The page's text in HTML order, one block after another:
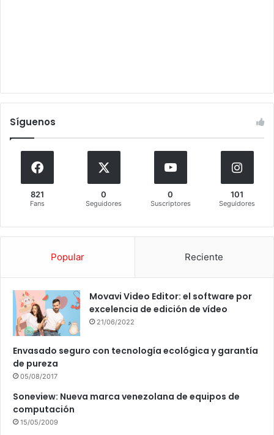
Síguenos
821
Fans
0
Seguidores
0
Suscriptores
101
Seguidores
Popular Reciente
Movavi Video Editor: el software por
excelencia de edición de vídeo
21/06/2022
Envasado seguro con tecnología ecológica y garantía
de pureza
05/08/2017
Soneview: Nueva marca venezolana de equipos de
computación
15/05/2009